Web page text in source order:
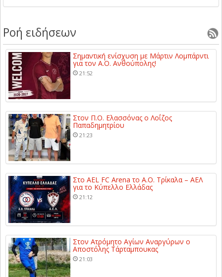
Ροή ειδήσεων
Σημαντική ενίσχυση με Μάρτιν Λομπάρντι
για τον Α.Ο. Ανθούπολης!
21:52
Στον Π.Ο. Ελασσόνας ο Λοΐζος
Παπαδημητρίου
21:23
Στο AEL FC Arena το Α.Ο. Τρίκαλα – ΑΕΛ
για το Κύπελλο Ελλάδας
21:12
Στον Ατρόμητο Αγίων Αναργύρων ο
Αποστόλης Τάρταμπουκας
21:03